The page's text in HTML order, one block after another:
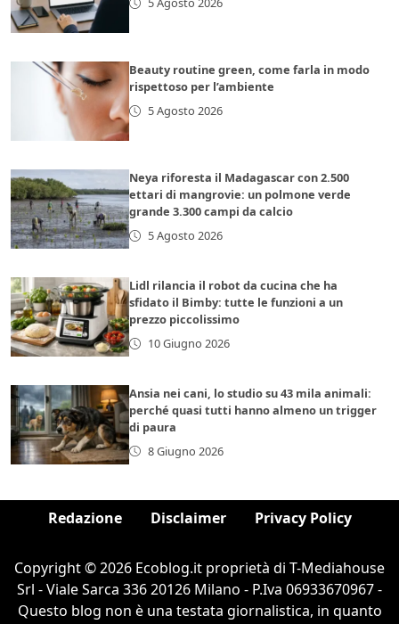
Beauty routine green, come farla in modo
rispettoso per l’ambiente
5 Agosto 2026
Neya riforesta il Madagascar con 2.500
ettari di mangrovie: un polmone verde
grande 3.300 campi da calcio
5 Agosto 2026
Lidl rilancia il robot da cucina che ha
sfidato il Bimby: tutte le funzioni a un
prezzo piccolissimo
10 Giugno 2026
Ansia nei cani, lo studio su 43 mila animali:
perché quasi tutti hanno almeno un trigger
di paura
8 Giugno 2026
Redazione Disclaimer Privacy Policy
Copyright © 2026 Ecoblog.it proprietà di T-Mediahouse
Srl - Viale Sarca 336 20126 Milano - P.Iva 06933670967 -
Questo blog non è una testata giornalistica, in quanto